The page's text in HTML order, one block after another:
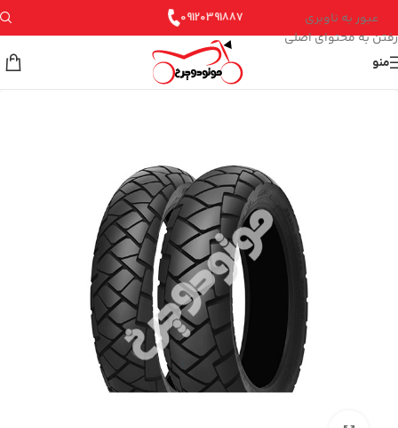
عبور به ناوبری
رفتن به محتوای اصلی
09120391887
منو